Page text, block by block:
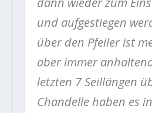
und aufgestiegen
über den Pfeiler ist
aber immer
letzten 7 Seillängen
Chandelle haben es